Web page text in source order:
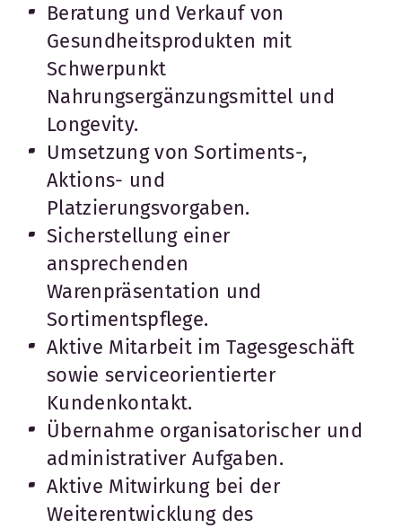
Beratung und Verkauf von
Gesundheitsprodukten mit
Schwerpunkt
Nahrungsergänzungsmittel und
Longevity.
Umsetzung von Sortiments-,
Aktions- und
Platzierungsvorgaben.
Sicherstellung einer
ansprechenden
Warenpräsentation und
Sortimentspflege.
Aktive Mitarbeit im Tagesgeschäft
sowie serviceorientierter
Kundenkontakt.
Übernahme organisatorischer und
administrativer Aufgaben.
Aktive Mitwirkung bei der
Weiterentwicklung des